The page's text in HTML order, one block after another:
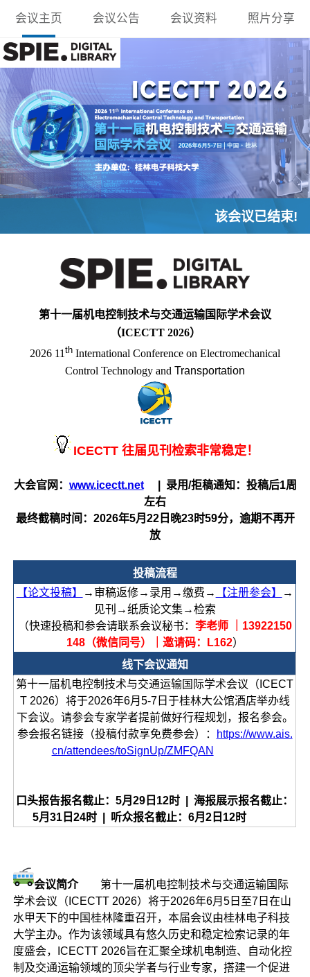
会议主页 会议公告 会议资料 照片分享
该会议已结束!
第十一届机电控制技术与交通运输国际学术会议
（ICECTT 2026）
2026 11th International Conference on Electromechanical
Control Technology and Transportation
ICECTT 往届见刊检索非常稳定！
大会官网： www.icectt.net| 录用/拒稿通知：投稿后1周
左右
最终截稿时间：2026年5月22日晚23时59分，逾期不再开
放
投稿流程
【论文投稿】
→审稿返修→录用→缴费→ 【注册参会】
→
见刊→纸质论文集→检索
（快速投稿和参会请联系会议秘书： 李老师 ｜13922150
148（微信同号）｜邀请码：L162）
线下会议通知
第十一届机电控制技术与交通运输国际学术会议（ICECT
T 2026）将于2026年6月5-7日于桂林大公馆酒店举办线
下会议。请参会专家学者提前做好行程规划，报名参会。
参会报名链接（投稿付款享免费参会）：
https://www.ais.
cn/attendees/toSignUp/ZMFQAN
口头报告报名截止：5月29日12时 | 海报展示报名截止：
5月31日24时 | 听众报名截止：6月2日12时
会议简介第十一届机电控制技术与交通运输国际
学术会议（ICECTT 2026）将于2026年6月5日至7日在山
水甲天下的中国桂林隆重召开，本届会议由桂林电子科技
大学主办。作为该领域具有悠久历史和稳定检索记录的年
度盛会，ICECTT 2026旨在汇聚全球机电制造、自动化控
制及交通运输领域的顶尖学者与行业专家，搭建一个促进